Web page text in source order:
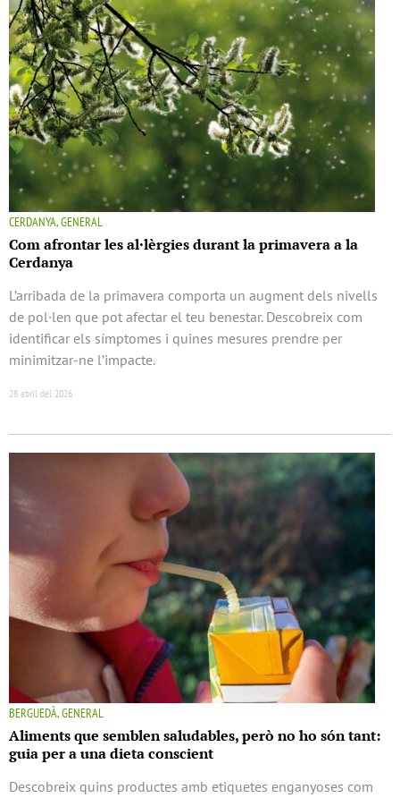
CERDANYA, GENERAL
Com afrontar les al·lèrgies durant la primavera a la
Cerdanya
L’arribada de la primavera comporta un augment dels nivells
de pol·len que pot afectar el teu benestar. Descobreix com
identificar els símptomes i quines mesures prendre per
minimitzar-ne l’impacte.
28 abril del 2026
BERGUEDÀ, GENERAL
Aliments que semblen saludables, però no ho són tant:
guia per a una dieta conscient
Descobreix quins productes amb etiquetes enganyoses com